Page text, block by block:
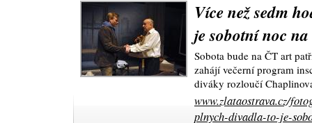
Více než sedm
je sobotní noc
Sobota bude na ČT art
zahájí večerní program
diváky rozloučí
www.zlataostrava.cz/
plnych-divadla-to-je-